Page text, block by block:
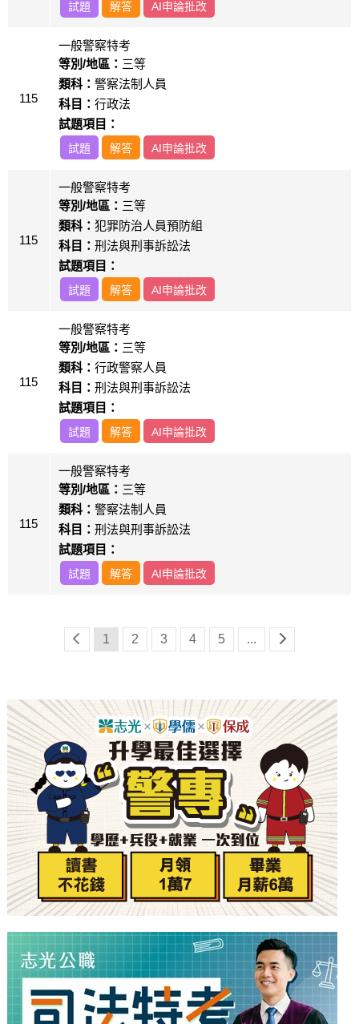
試題 解答 AI申論批改
115
一般警察特考
等別/地區： 三等
類科： 警察法制人員
科目： 行政法
試題項目：
試題 解答 AI申論批改
115
一般警察特考
等別/地區： 三等
類科： 犯罪防治人員預防組
科目： 刑法與刑事訴訟法
試題項目：
試題 解答 AI申論批改
115
一般警察特考
等別/地區： 三等
類科： 行政警察人員
科目： 刑法與刑事訴訟法
試題項目：
試題 解答 AI申論批改
115
一般警察特考
等別/地區： 三等
類科： 警察法制人員
科目： 刑法與刑事訴訟法
試題項目：
試題 解答 AI申論批改
1 2 3 4 5 ...